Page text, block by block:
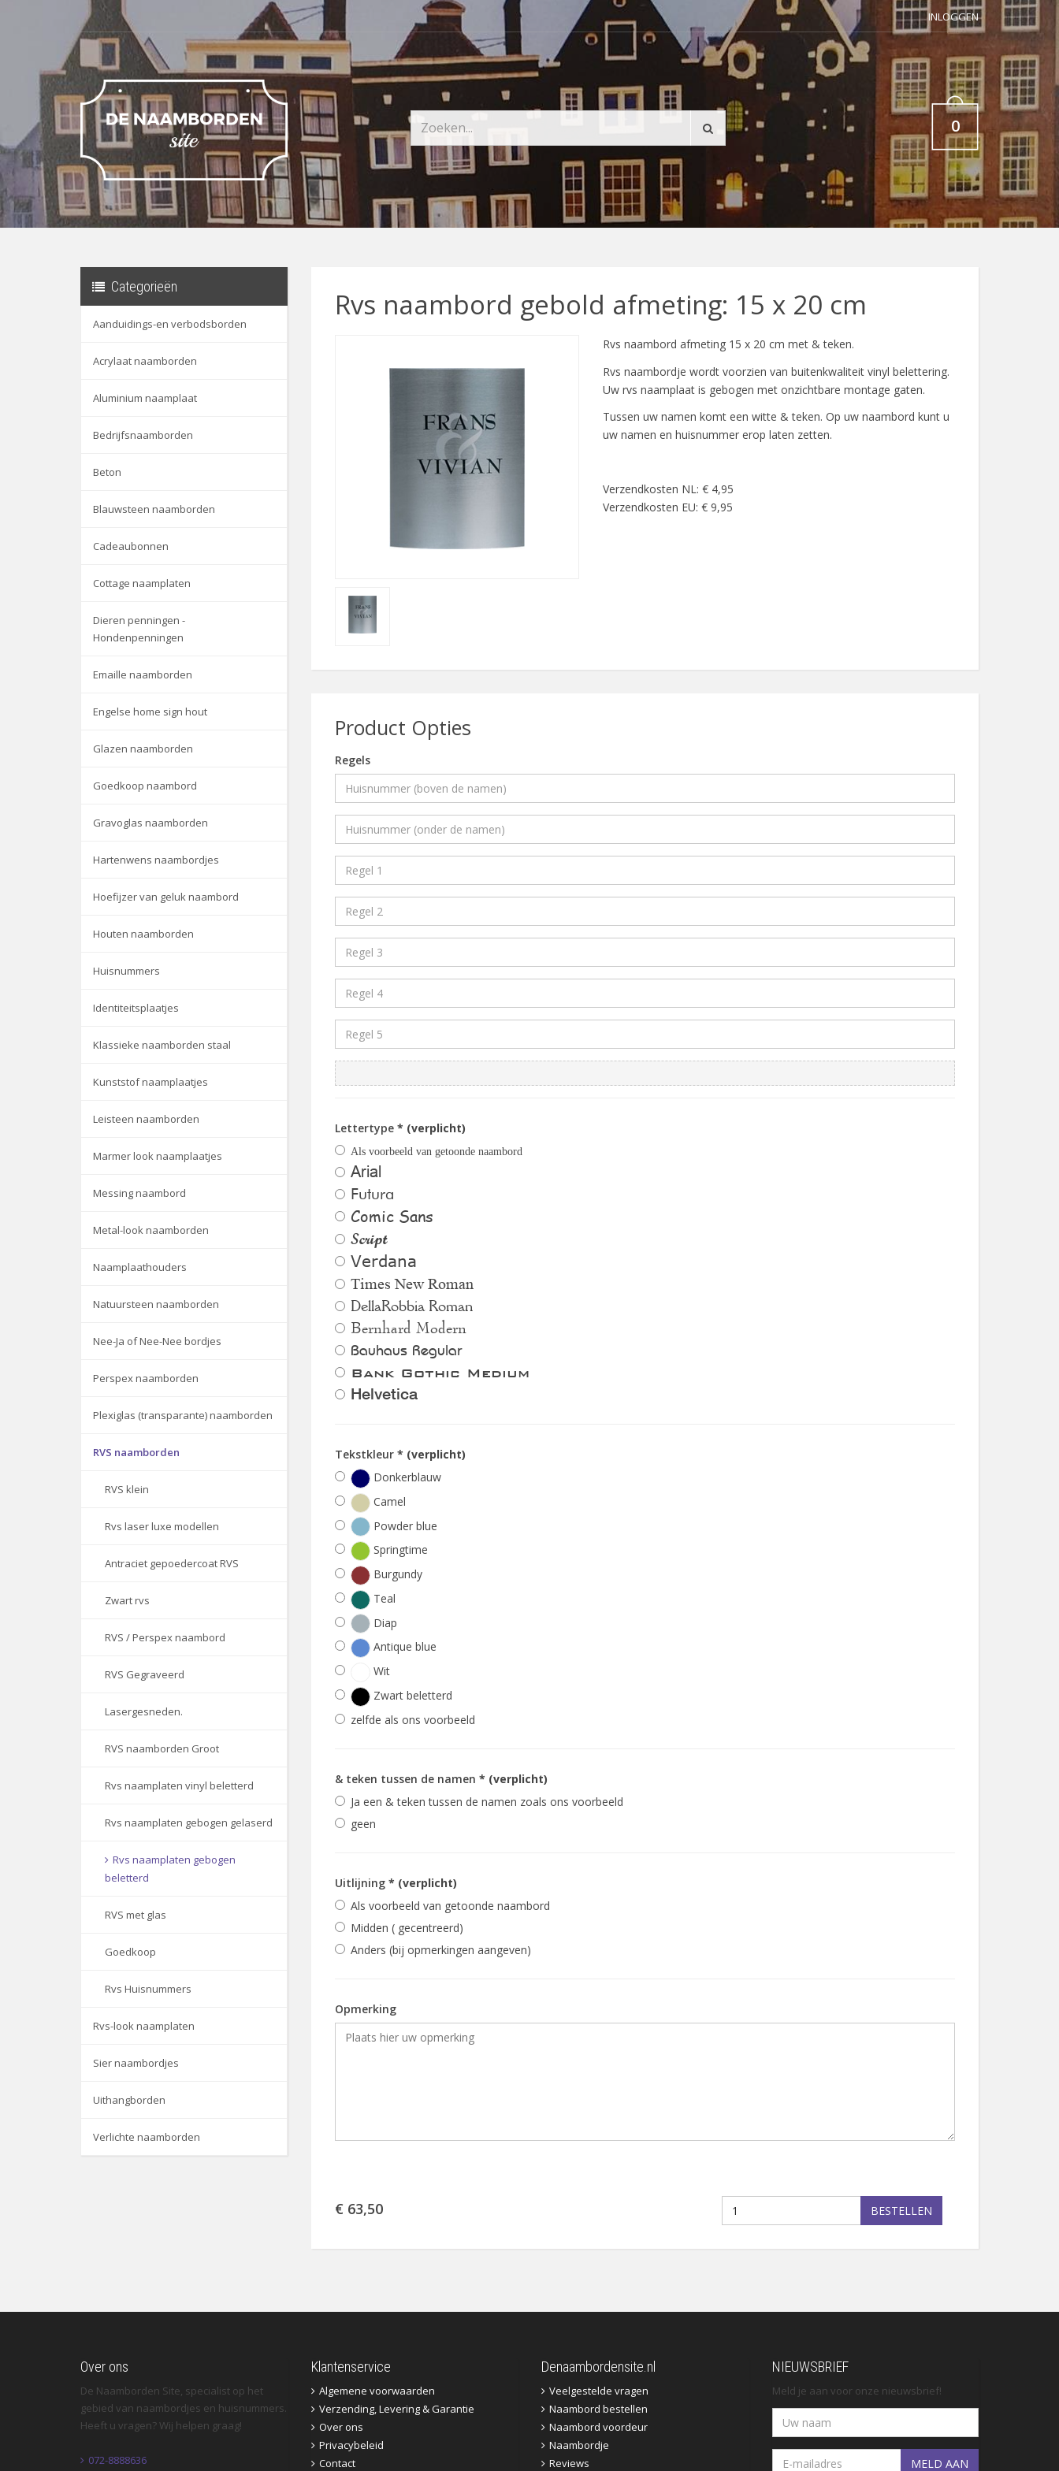
INLOGGEN
0
Categorieën
Aanduidings-en verbodsborden
Acrylaat naamborden
Aluminium naamplaat
Bedrijfsnaamborden
Beton
Blauwsteen naamborden
Cadeaubonnen
Cottage naamplaten
Dieren penningen -
Hondenpenningen
Emaille naamborden
Engelse home sign hout
Glazen naamborden
Goedkoop naambord
Gravoglas naamborden
Hartenwens naambordjes
Hoefijzer van geluk naambord
Houten naamborden
Huisnummers
Identiteitsplaatjes
Klassieke naamborden staal
Kunststof naamplaatjes
Leisteen naamborden
Marmer look naamplaatjes
Messing naambord
Metal-look naamborden
Naamplaathouders
Natuursteen naamborden
Nee-Ja of Nee-Nee bordjes
Perspex naamborden
Plexiglas (transparante) naamborden
RVS naamborden
RVS klein
Rvs laser luxe modellen
Antraciet gepoedercoat RVS
Zwart rvs
RVS / Perspex naambord
RVS Gegraveerd
Lasergesneden.
RVS naamborden Groot
Rvs naamplaten vinyl beletterd
Rvs naamplaten gebogen gelaserd
Rvs naamplaten gebogen
beletterd
RVS met glas
Goedkoop
Rvs Huisnummers
Rvs-look naamplaten
Sier naambordjes
Uithangborden
Verlichte naamborden
Rvs naambord gebold afmeting: 15 x 20 cm
Rvs naambord afmeting 15 x 20 cm met & teken.
Rvs naambordje wordt voorzien van buitenkwaliteit vinyl belettering.
Uw rvs naamplaat is gebogen met onzichtbare montage gaten.
Tussen uw namen komt een witte & teken. Op uw naambord kunt u
uw namen en huisnummer erop laten zetten.
Verzendkosten NL: € 4,95
Verzendkosten EU: € 9,95
Product Opties
Regels
Lettertype * (verplicht)
Als voorbeeld van getoonde naambord
Arial
Futura
Comic Sans
Script
Verdana
Times New Roman
DellaRobbia Roman
Bernhard Modern
Bauhaus Regular
Bank Gothic Medium
Helvetica
Tekstkleur * (verplicht)
Donkerblauw
Camel
Powder blue
Springtime
Burgundy
Teal
Diap
Antique blue
Wit
Zwart beletterd
zelfde als ons voorbeeld
& teken tussen de namen * (verplicht)
Ja een & teken tussen de namen zoals ons voorbeeld
geen
Uitlijning * (verplicht)
Als voorbeeld van getoonde naambord
Midden ( gecentreerd)
Anders (bij opmerkingen aangeven)
Opmerking
€ 63,50 BESTELLEN
Over ons
De Naamborden Site, specialist op het
gebied van naambordjes en huisnummers.
Heeft u vragen? Wij helpen graag!
072-8888636
Klantenservice
Algemene voorwaarden
Verzending, Levering & Garantie
Over ons
Privacybeleid
Contact
Denaambordensite.nl
Veelgestelde vragen
Naambord bestellen
Naambord voordeur
Naambordje
Reviews
NIEUWSBRIEF
Meld je aan voor onze nieuwsbrief!
MELD AAN